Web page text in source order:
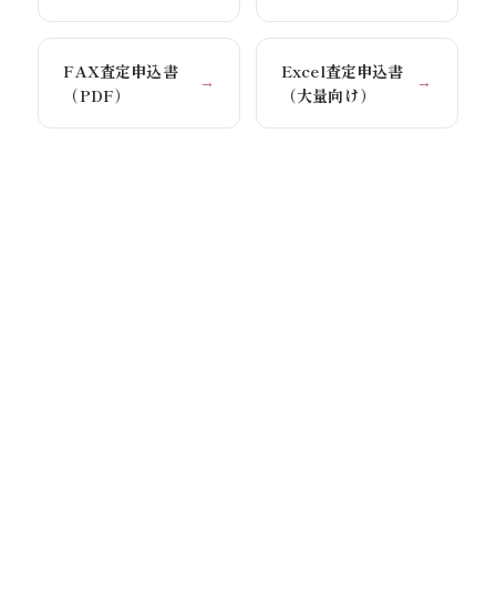
FAX査定申込書
（PDF）
→
Excel査定申込書
（大量向け）
→